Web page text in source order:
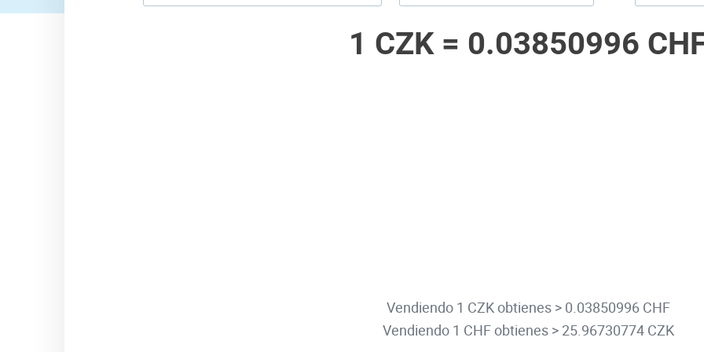
1 CZK = 0.03850996
Vendiendo 1 CZK obtienes > 0.03850996 CHF
Vendiendo 1 CHF obtienes > 25.96730774 CZK